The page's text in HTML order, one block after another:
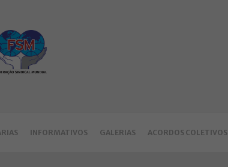
INFORMATIVOS GALERIAS ACORDOS COLETIVOS